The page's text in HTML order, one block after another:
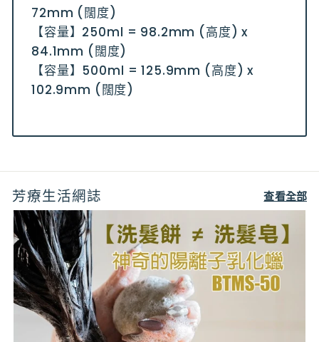
72mm (闊度)
【容量】250ml = 98.2mm (高度) x
84.1mm (闊度)
【容量】500ml = 125.9mm (高度) x
102.9mm (闊度)
芳療生活網誌 查看全部